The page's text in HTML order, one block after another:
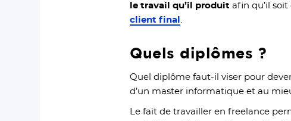
le travail qu’il produitafin qu’il
client final
Quels diplômes ?
Quel diplôme faut-il viser pour
d’un master informatique et au
Le fait de travailler en freelance